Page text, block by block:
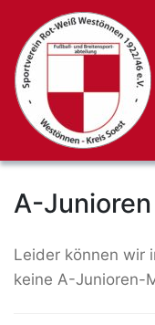
A-Junioren
Leider können wir
keine A-Junioren-